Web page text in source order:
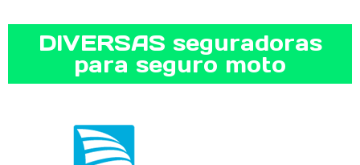
DIVERSAS seguradoras
para seguro moto